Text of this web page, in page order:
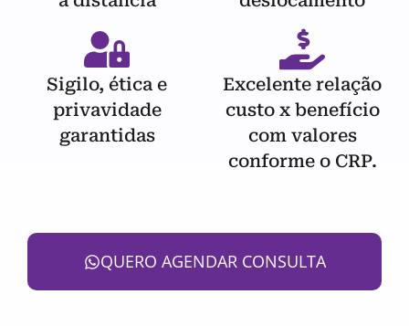
Sigilo, ética e
privavidade
garantidas
Excelente relação
custo x benefício
com valores
conforme o CRP.
QUERO AGENDAR CONSULTA